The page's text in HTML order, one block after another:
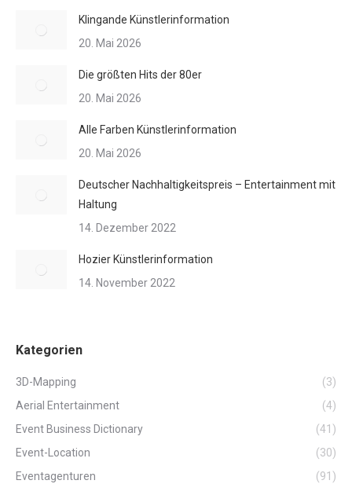
Klingande Künstlerinformation
20. Mai 2026
Die größten Hits der 80er
20. Mai 2026
Alle Farben Künstlerinformation
20. Mai 2026
Deutscher Nachhaltigkeitspreis – Entertainment mit
Haltung
14. Dezember 2022
Hozier Künstlerinformation
14. November 2022
Kategorien
3D-Mapping
(3)
Aerial Entertainment
(4)
Event Business Dictionary
(41)
Event-Location
(30)
Eventagenturen
(91)